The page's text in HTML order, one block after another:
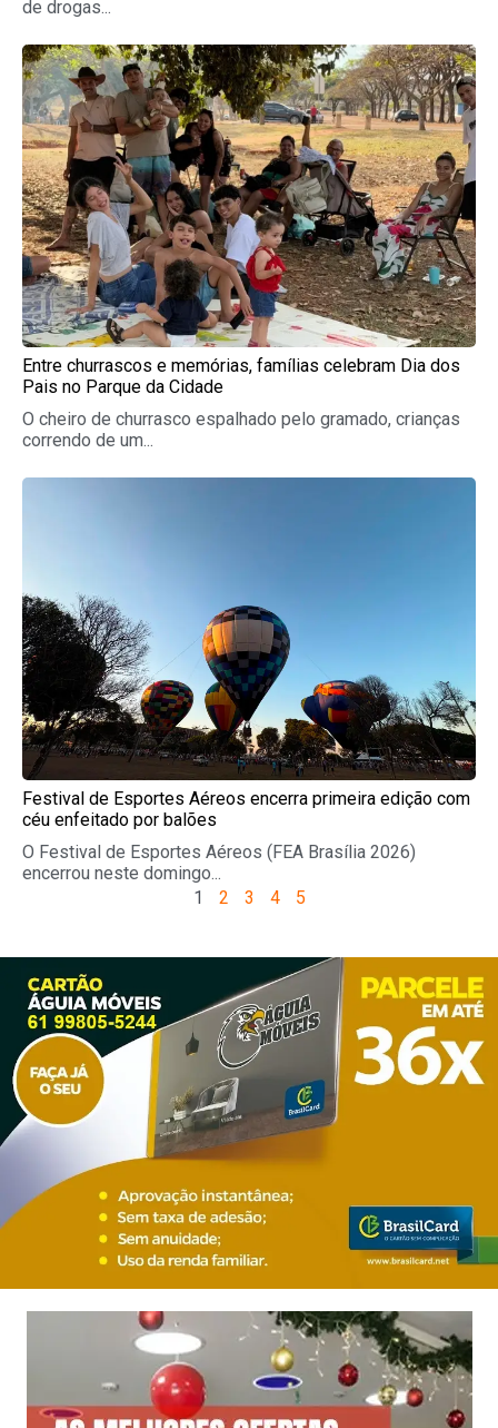
de drogas...
Entre churrascos e memórias, famílias celebram Dia dos
Pais no Parque da Cidade
O cheiro de churrasco espalhado pelo gramado, crianças
correndo de um...
Festival de Esportes Aéreos encerra primeira edição com
céu enfeitado por balões
O Festival de Esportes Aéreos (FEA Brasília 2026)
encerrou neste domingo...
1
2 3 4 5